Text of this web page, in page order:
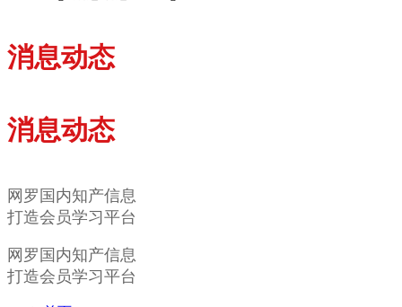
消息动态
消息动态
网罗国内知产信息
打造会员学习平台
网罗国内知产信息
打造会员学习平台